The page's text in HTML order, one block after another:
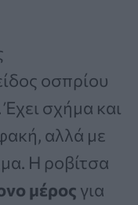
οσπρίου
σχήμα και
αλλά με
Η ροβίτσα
μέρος για